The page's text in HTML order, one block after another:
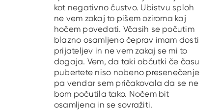
kot negativno čustvo. Ubistvu sploh
ne vem zakaj to pišem oziroma kaj
hočem povedati. Včasih se počutim
blazno osamljeno čeprav imam dosti
prijateljev in ne vem zakaj se mi to
dogaja. Vem, da taki občutki če času
pubertete niso nobeno presenečenje
pa vendar sem pričakovala da se ne
bom počutila tako. Nočem bit
osamljena in se sovražiti.